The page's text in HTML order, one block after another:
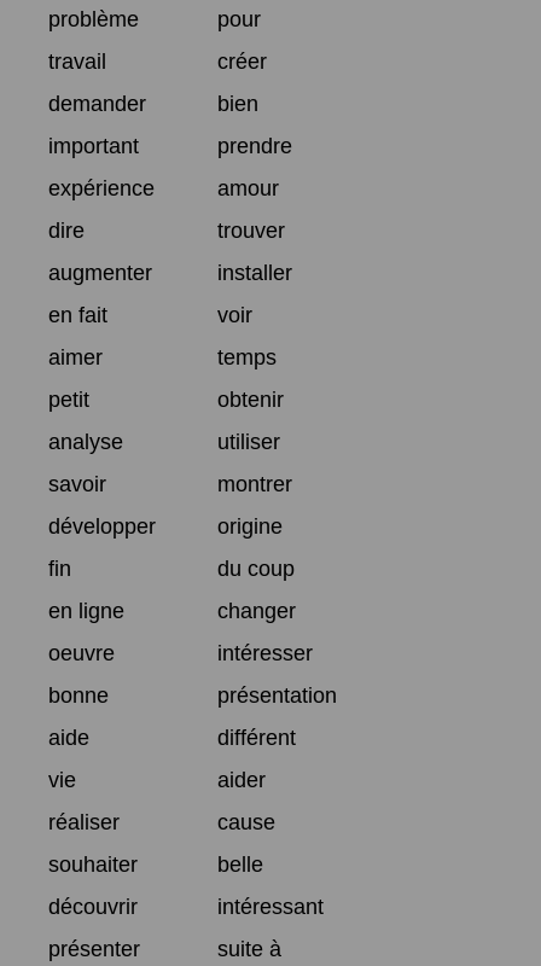
problème
pour
travail
créer
demander
bien
important
prendre
expérience
amour
dire
trouver
augmenter
installer
en fait
voir
aimer
temps
petit
obtenir
analyse
utiliser
savoir
montrer
développer
origine
fin
du coup
en ligne
changer
oeuvre
intéresser
bonne
présentation
aide
différent
vie
aider
réaliser
cause
souhaiter
belle
découvrir
intéressant
présenter
suite à